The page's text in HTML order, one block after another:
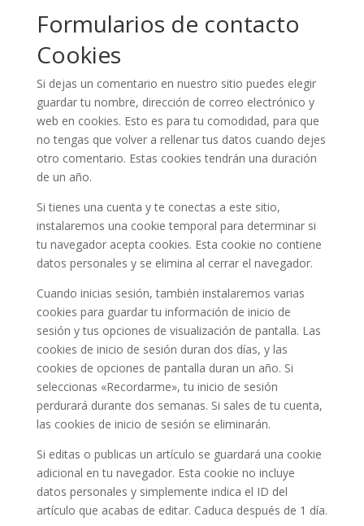
Formularios de contacto
Cookies
Si dejas un comentario en nuestro sitio puedes elegir
guardar tu nombre, dirección de correo electrónico y
web en cookies. Esto es para tu comodidad, para que
no tengas que volver a rellenar tus datos cuando dejes
otro comentario. Estas cookies tendrán una duración
de un año.
Si tienes una cuenta y te conectas a este sitio,
instalaremos una cookie temporal para determinar si
tu navegador acepta cookies. Esta cookie no contiene
datos personales y se elimina al cerrar el navegador.
Cuando inicias sesión, también instalaremos varias
cookies para guardar tu información de inicio de
sesión y tus opciones de visualización de pantalla. Las
cookies de inicio de sesión duran dos días, y las
cookies de opciones de pantalla duran un año. Si
seleccionas «Recordarme», tu inicio de sesión
perdurará durante dos semanas. Si sales de tu cuenta,
las cookies de inicio de sesión se eliminarán.
Si editas o publicas un artículo se guardará una cookie
adicional en tu navegador. Esta cookie no incluye
datos personales y simplemente indica el ID del
artículo que acabas de editar. Caduca después de 1 día.